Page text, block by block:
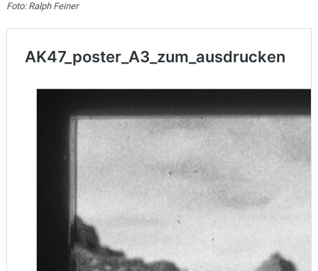
Foto: Ralph Feiner